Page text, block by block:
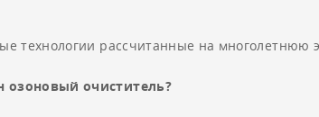
технологии рассчитанные на многолетнюю
озоновый очиститель?